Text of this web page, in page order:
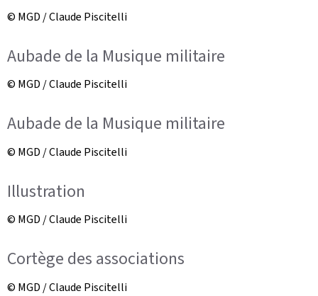
© MGD / Claude Piscitelli
Aubade de la Musique militaire
© MGD / Claude Piscitelli
Aubade de la Musique militaire
© MGD / Claude Piscitelli
Illustration
© MGD / Claude Piscitelli
Cortège des associations
© MGD / Claude Piscitelli